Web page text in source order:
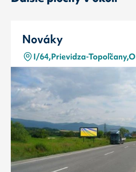
Nováky
I/64,Prievidza-Topoľčany,O